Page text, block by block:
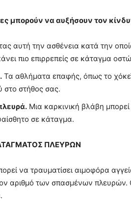
μπορούν να αυξήσουν τον
αυτή την ασθένεια κατά την
πιο επιρρεπείς σε κάταγμα
Τα αθλήματα επαφής, όπως το
στο στήθος σας.
Μια καρκινική βλάβη
σε κάταγμα.
ΠΛΕΥΡΩΝ
να τραυματίσει αιμοφόρα
αριθμό των σπασμένων πλευρών.